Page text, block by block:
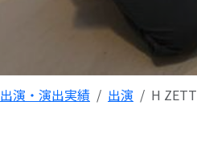
出演・演出実績 出演 H